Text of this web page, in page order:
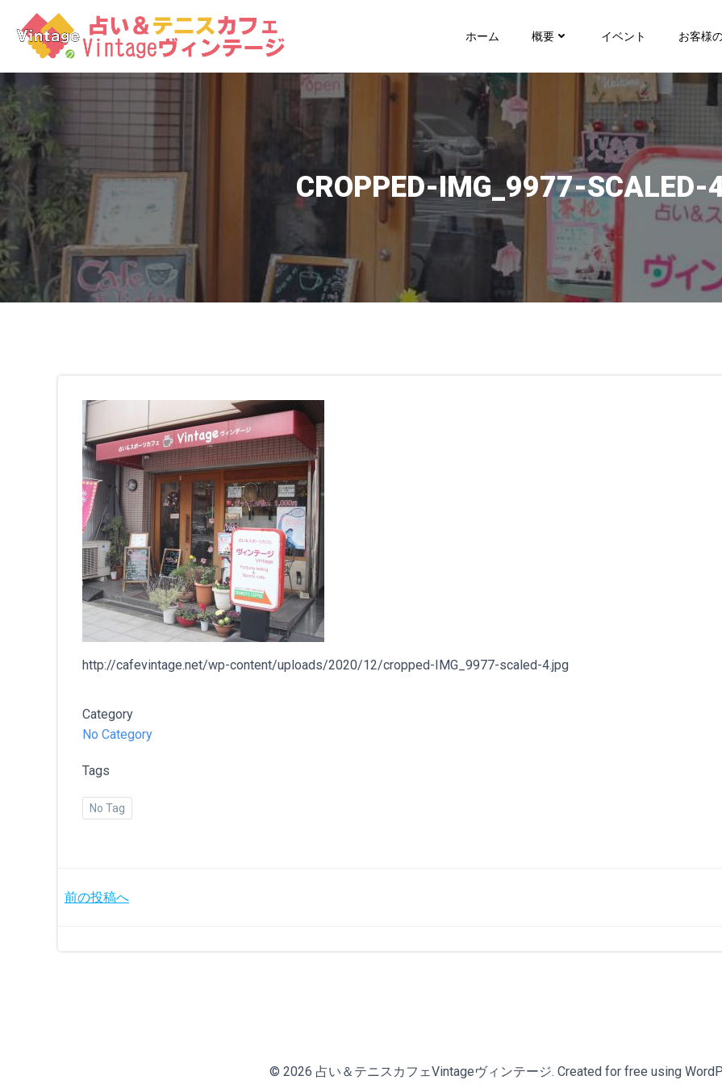
ツ
へ
ス
キ
ッ
プ
ホーム 概要 イベント お客様
CROPPED-IMG_9977-SCALED-
http://cafevintage.net/wp-content/uploads/2020/12/cropped-IMG_9977-scaled-4.jpg
Category
No Category
Tags
No Tag
投
前の投稿へ
© 2026 占い＆テニスカフェVintageヴィンテージ. Created for free using